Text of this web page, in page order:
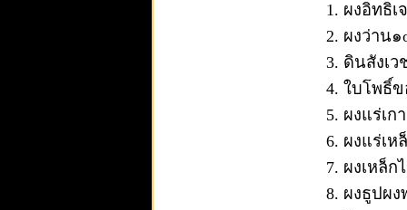
1. ผงอิทธิ
2. ผงว่าน
3. ดินสังเ
4. ใบโพธิ์
5. ผงแร่เก
6. ผงแร่เห
7. ผงเหล็
8. ผงธูปผ